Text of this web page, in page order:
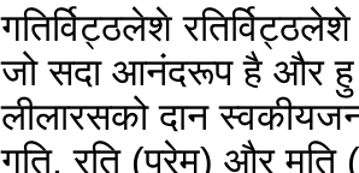
गतिर्विट्ठलेशे
जो सदा आनंदरूप है और
लीलारसको दान
गति, रति (प्रेम) और मति